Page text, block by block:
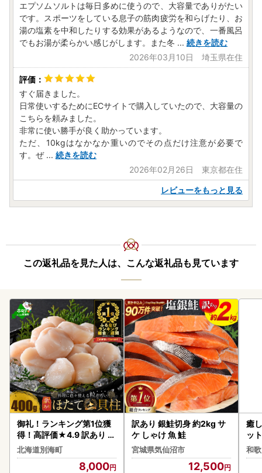
エプソムソルトは毎日多めに使うので、大容量でありがたい
です。スポーツをしている息子の筋肉疲労を和らげたり、お
湯の塩素を中和したりする効果があるようなので、一番風呂
でもお湯が柔らかい感じがします。また冬 ... 続きを読む
2026年03月10日 埼玉県在住
すぐ届きました。
日常使いするためにECサイトで購入していたので、大容量の
こちらを頼みました。
非常に使い勝手が良く助かっています。
ただ、10kgはなかなか重いのでその点だけ注意が必要で
す。ぜ ... 続きを読む
2026年02月26日 東京都在住
レビューをもっと見る
この返礼品を見た人は、こんな返礼品も見ています
御礼！ランキング第1位獲
得！高評価★4.9 訳あり ホ
タテ 400g（ほたて 帆立
貝柱 冷凍 ）
北海道別海町
8,000
訳あり 銀鮭切身 約2kg サ
ケ しゃけ 魚 鮭
宮城県気仙沼市
12,500
癒
ッ
入
和